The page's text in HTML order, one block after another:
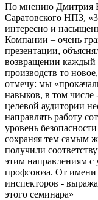
По мнению Дмитрия
Саратовского НПЗ,
интересно и
Компании – очень
презентации,
возвращении каждый
производств то
отмечу: мы
навыков, в том числе
целевой аудитории
направлять работу
уровень
сохраняя тем самым
получили
этим направлениям
профсоюза. От имени
инспекторов -
этого семинара»